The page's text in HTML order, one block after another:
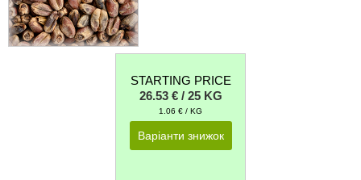
STARTING PRICE
26.53 € / 25 KG
1.06 € / KG
Варіанти знижок